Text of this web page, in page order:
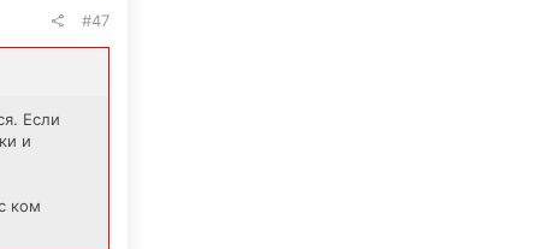
#47
Если
и
ком